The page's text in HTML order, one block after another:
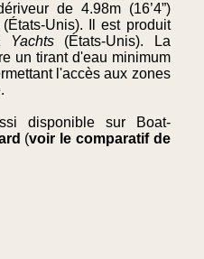
de 4.98m (16’4”)
(États-Unis). Il est produit
Yachts (États-Unis). La
un tirant d'eau minimum
l'accès aux zones
disponible sur Boat-
(voir le comparatif de